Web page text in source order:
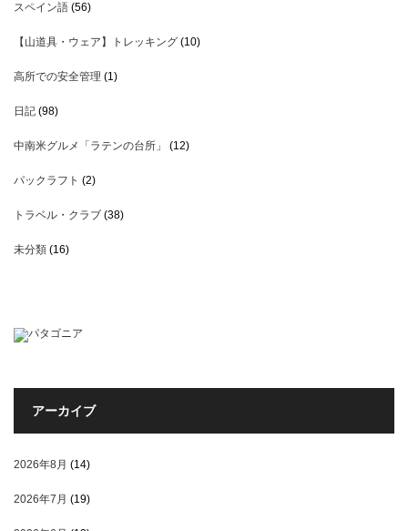
スペイン語 (56)
【山道具・ウェア】トレッキング (10)
高所での安全管理 (1)
日記 (98)
中南米グルメ「ラテンの台所」 (12)
パックラフト (2)
トラベル・クラブ (38)
未分類 (16)
アーカイブ
2026年8月 (14)
2026年7月 (19)